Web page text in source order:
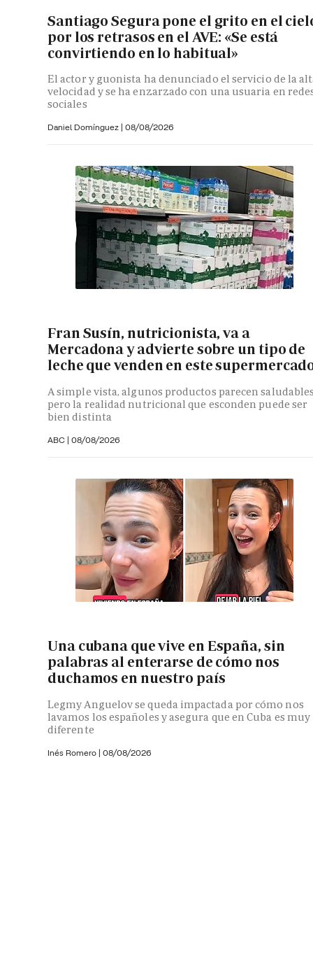
Santiago Segura pone el grito en el
por los retrasos en el AVE: «Se está
convirtiendo en lo habitual»
El actor y guonista ha denunciado el servicio de la
velocidad y se ha enzarzado con una usuaria en
sociales
Daniel Domínguez | 08/08/2026
Fran Susín, nutricionista, va a
Mercadona y advierte sobre un tipo de
leche que venden en este
A simple vista, algunos productos parecen
pero la realidad nutricional que esconden puede ser
bien distinta
ABC | 08/08/2026
Una cubana que vive en España, sin
palabras al enterarse de cómo nos
duchamos en nuestro país
Legmy Anguelov se queda impactada por cómo nos
lavamos los españoles y asegura que en Cuba es muy
diferente
Inés Romero | 08/08/2026